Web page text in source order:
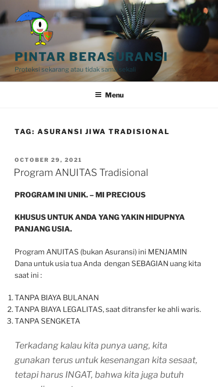
to
content
PINTAR BERASURANSI
Proteksi sekarang atau tidak sama sekali
Menu
TAG: ASURANSI JIWA TRADISIONAL
POSTED
ON
OCTOBER 29, 2021
Program ANUITAS Tradisional
PROGRAM INI UNIK. – MI PRECIOUS
KHUSUS UNTUK ANDA YANG YAKIN HIDUPNYA
PANJANG USIA.
Program ANUITAS (bukan Asuransi) ini MENJAMIN
Dana untuk usia tua Anda dengan SEBAGIAN uang kita
saat ini :
TANPA BIAYA BULANAN
TANPA BIAYA LEGALITAS, saat ditransfer ke ahli waris.
TANPA SENGKETA
Terkadang kalau kita punya uang, kita
gunakan terus untuk kesenangan kita sesaat,
tetapi harus INGAT, bahwa kita juga butuh